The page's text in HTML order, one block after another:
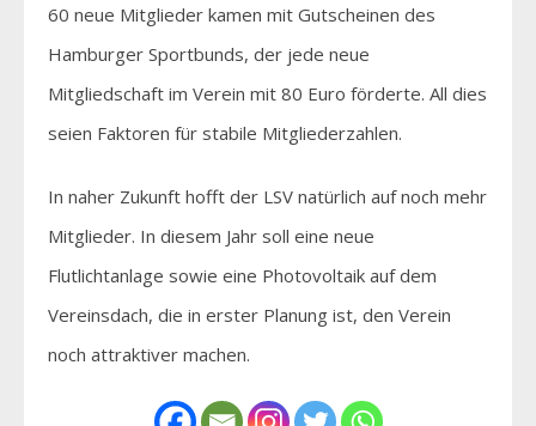
60 neue Mitglieder kamen mit Gutscheinen des
Hamburger Sportbunds, der jede neue
Mitgliedschaft im Verein mit 80 Euro förderte. All dies
seien Faktoren für stabile Mitgliederzahlen.
In naher Zukunft hofft der LSV natürlich auf noch mehr
Mitglieder. In diesem Jahr soll eine neue
Flutlichtanlage sowie eine Photovoltaik auf dem
Vereinsdach, die in erster Planung ist, den Verein
noch attraktiver machen.